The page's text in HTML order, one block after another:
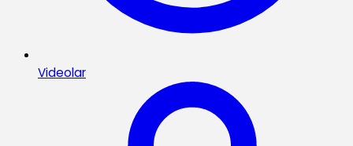
Videolar